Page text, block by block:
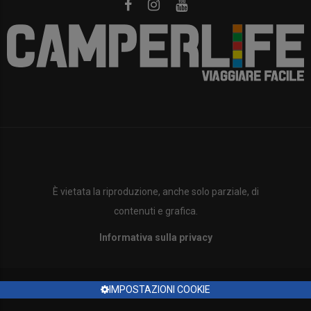
È vietata la riproduzione, anche solo parziale, di
contenuti e grafica.
Informativa sulla privacy
Copyright ©2023 Tutti i diritti sono riservati
IMPOSTAZIONI COOKIE